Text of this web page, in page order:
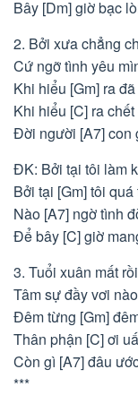
Bây [Dm] giờ bạc
2. Bởi xưa chẳng
Cứ ngỡ tình yêu
Khi hiểu [Gm] ra
Khi hiểu [C] ra
Đời người [A7] con
ĐK: Bởi tại tôi làm
Bởi tại [Gm] tôi
Nào [A7] ngờ tình
Để bây [C] giờ
3. Tuổi xuân mất
Tâm sự đầy vơi
Đêm từng [Gm]
Thân phận [C] ơi
Còn gì [A7] đâu
***